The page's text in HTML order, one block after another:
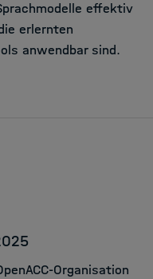
effektiv
erlernten
anwendbar sind.
Organisation